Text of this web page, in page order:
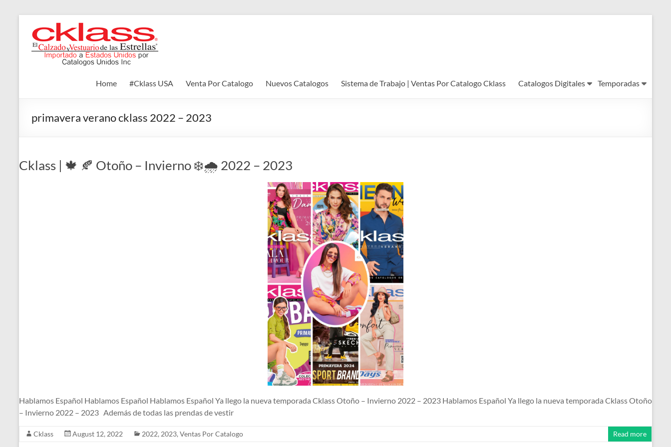
content
Cklass
El
las
Estrellas
Home #Cklass USA Venta Por Catalogo Nuevos Catalogos Sistema de Trabajo | Ventas Por Catalogo Cklass Catalogos Digitales Temporadas
primavera verano cklass 2022 – 2023
Cklass | 🍁 🍂 Otoño – Invierno ❄️🌧️ 2022 – 2023
Hablamos Español Hablamos Español Hablamos Español Ya llego la nueva temporada Cklass Otoño – Invierno 2022 – 2023 Hablamos Español Ya llego la nueva temporada Cklass Otoño
– Invierno 2022 – 2023 Además de todas las prendas de vestir
Cklass August 12, 2022 2022, 2023, Ventas Por Catalogo Read more